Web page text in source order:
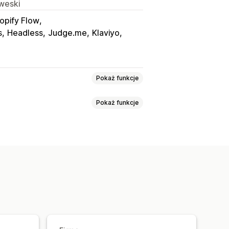
Flow
Headless Judge.me Klaviyo
Pokaż funkcje
Pokaż funkcje